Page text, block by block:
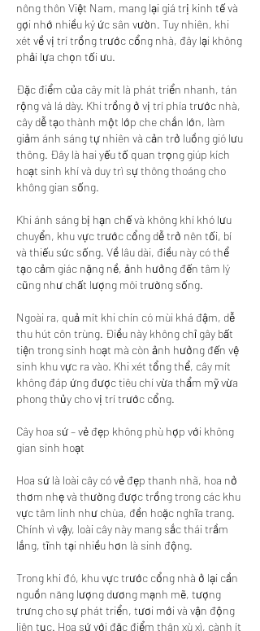
nông thôn Việt Nam, mang lại giá trị kinh tế và
gợi nhớ nhiều ký ức sân vườn. Tuy nhiên, khi
xét về vị trí trồng trước cổng nhà, đây lại không
phải lựa chọn tối ưu.
Đặc điểm của cây mít là phát triển nhanh, tán
rộng và lá dày. Khi trồng ở vị trí phía trước nhà,
cây dễ tạo thành một lớp che chắn lớn, làm
giảm ánh sáng tự nhiên và cản trở luồng gió lưu
thông. Đây là hai yếu tố quan trọng giúp kích
hoạt sinh khí và duy trì sự thông thoáng cho
không gian sống.
Khi ánh sáng bị hạn chế và không khí khó lưu
chuyển, khu vực trước cổng dễ trở nên tối, bí
và thiếu sức sống. Về lâu dài, điều này có thể
tạo cảm giác nặng nề, ảnh hưởng đến tâm lý
cũng như chất lượng môi trường sống.
Ngoài ra, quả mít khi chín có mùi khá đậm, dễ
thu hút côn trùng. Điều này không chỉ gây bất
tiện trong sinh hoạt mà còn ảnh hưởng đến vệ
sinh khu vực ra vào. Khi xét tổng thể, cây mít
không đáp ứng được tiêu chí vừa thẩm mỹ vừa
phong thủy cho vị trí trước cổng.
Cây hoa sứ – vẻ đẹp không phù hợp với không
gian sinh hoạt
Hoa sứ là loài cây có vẻ đẹp thanh nhã, hoa nở
thơm nhẹ và thường được trồng trong các khu
vực tâm linh như chùa, đền hoặc nghĩa trang.
Chính vì vậy, loài cây này mang sắc thái trầm
lắng, tĩnh tại nhiều hơn là sinh động.
Trong khi đó, khu vực trước cổng nhà ở lại cần
nguồn năng lượng dương mạnh mẽ, tượng
trưng cho sự phát triển, tươi mới và vận động
liên tục. Hoa sứ với đặc điểm thân xù xì, cành ít